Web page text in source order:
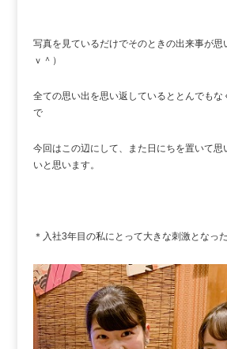
写真を見ているだけでそのときの出来事が思
ｖ＾）
全ての思い出を思い返しているととんでもな
で
今回はこの辺にして、また日にちを置いて思
いと思います。
＊入社3年目の私にとって大きな刺激となっ